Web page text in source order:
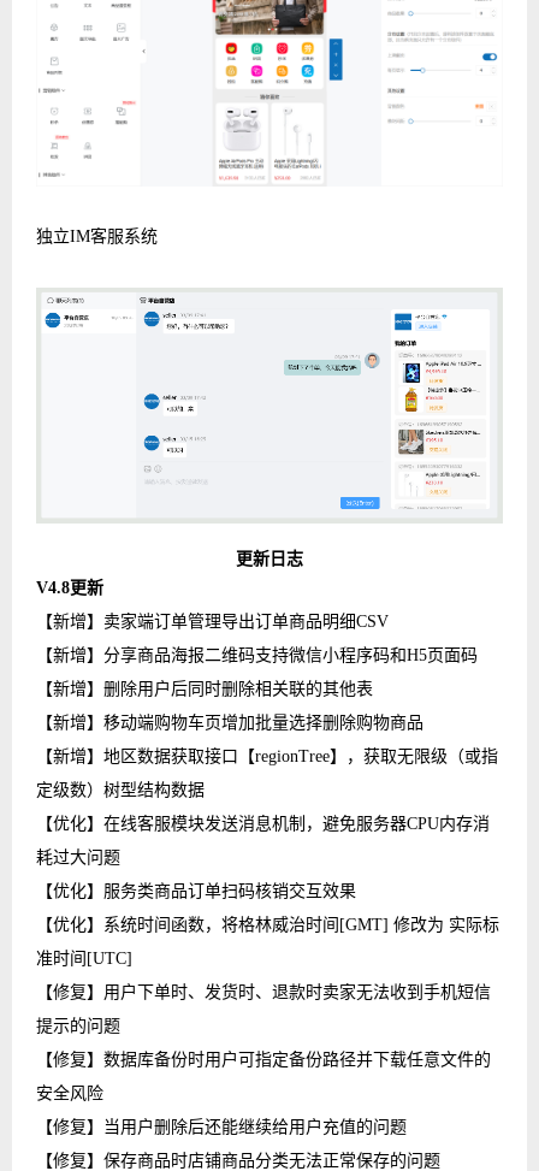
独立IM客服系统
更新日志
V4.8更新
【新增】卖家端订单管理导出订单商品明细CSV
【新增】分享商品海报二维码支持微信小程序码和H5页面码
【新增】删除用户后同时删除相关联的其他表
【新增】移动端购物车页增加批量选择删除购物商品
【新增】地区数据获取接口【regionTree】，获取无限级（或指
定级数）树型结构数据
【优化】在线客服模块发送消息机制，避免服务器CPU内存消
耗过大问题
【优化】服务类商品订单扫码核销交互效果
【优化】系统时间函数，将格林威治时间[GMT] 修改为 实际标
准时间[UTC]
【修复】用户下单时、发货时、退款时卖家无法收到手机短信
提示的问题
【修复】数据库备份时用户可指定备份路径并下载任意文件的
安全风险
【修复】当用户删除后还能继续给用户充值的问题
【修复】保存商品时店铺商品分类无法正常保存的问题